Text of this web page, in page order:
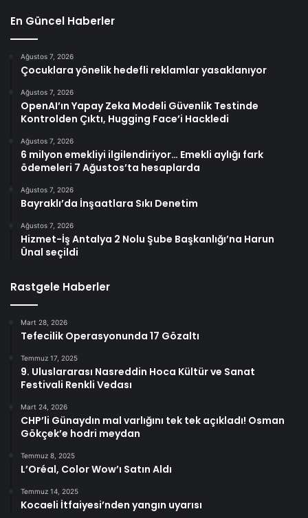
En Güncel Haberler
Ağustos 7, 2026
Çocuklara yönelik hedefli reklamlar yasaklanıyor
Ağustos 7, 2026
OpenAI’ın Yapay Zeka Modeli Güvenlik Testinde
Kontrolden Çıktı, Hugging Face’i Hackledi
Ağustos 7, 2026
6 milyon emekliyi ilgilendiriyor… Emekli aylığı fark
ödemeleri 7 Ağustos’ta hesaplarda
Ağustos 7, 2026
Bayraklı’da İnşaatlara Sıkı Denetim
Ağustos 7, 2026
Hizmet-İş Antalya 2 Nolu Şube Başkanlığı’na Harun
Ünal seçildi
Rastgele Haberler
Mart 28, 2026
Tefecilik Operasyonunda 17 Gözaltı
Temmuz 17, 2025
9. Uluslararası Nasreddin Hoca Kültür ve Sanat
Festivali Renkli Vedası
Mart 24, 2026
CHP’li Günaydın mal varlığını tek tek açıkladı! Osman
Gökçek’e hodri meydan
Temmuz 8, 2025
L’Oréal, Color Wow’ı Satın Aldı
Temmuz 14, 2025
Kocaeli İtfaiyesi’nden yangın uyarısı